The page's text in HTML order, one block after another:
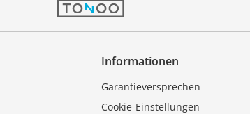
Informationen
Garantieversprechen
Cookie-Einstellungen